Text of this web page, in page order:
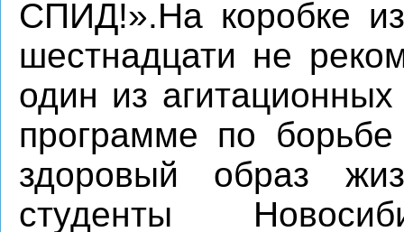
СПИД!».На коробке
шестнадцати не
один из
программе по
здоровый образ
студенты